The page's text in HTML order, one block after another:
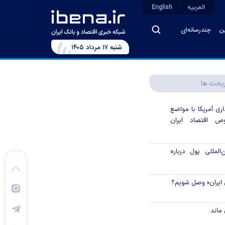
چندرسانه‌ای
العربیه English
شنبه ۱۷ مرداد ۱۴۰۵
ها
آمریکا با مواضع
اقتصاد ایران
پول درباره
وصل شویم؟